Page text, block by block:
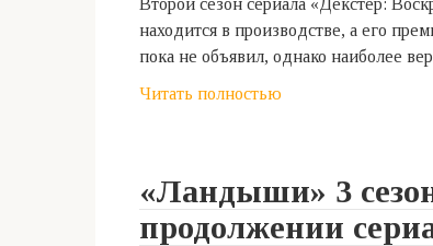
Второй сезон сериала «Декстер:
находится в производстве, а его
пока не объявил, однако наиболее
Читать полностью
«Ландыши» 3
продолжении